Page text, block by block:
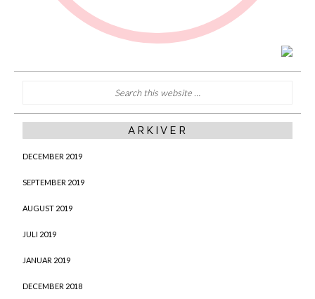
ARKIVER
DECEMBER 2019
SEPTEMBER 2019
AUGUST 2019
JULI 2019
JANUAR 2019
DECEMBER 2018